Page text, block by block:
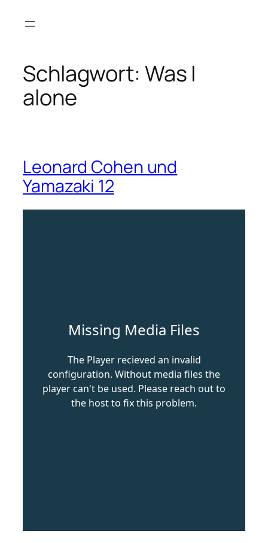
Inhalt
Schlagwort: Was I
alone
Leonard Cohen und
Yamazaki 12